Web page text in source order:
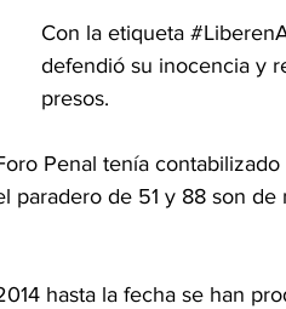
Con la etiqueta
defendió su inocencia y
presos.
Penal tenía
paradero de 51 y 88 son de
hasta la fecha se han